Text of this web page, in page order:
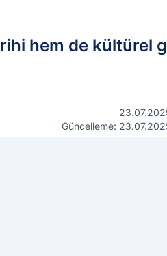
hem de kültürel
Güncelleme: